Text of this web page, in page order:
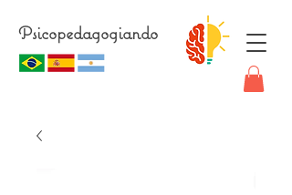
Psicopedagogiando